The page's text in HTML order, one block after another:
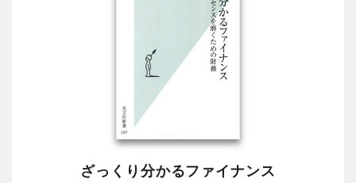
ざっくり分かるファイナンス